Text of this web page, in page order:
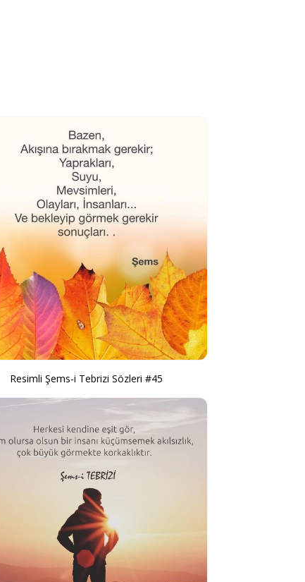
Resimli Şems-i Tebrizi Sözleri #45